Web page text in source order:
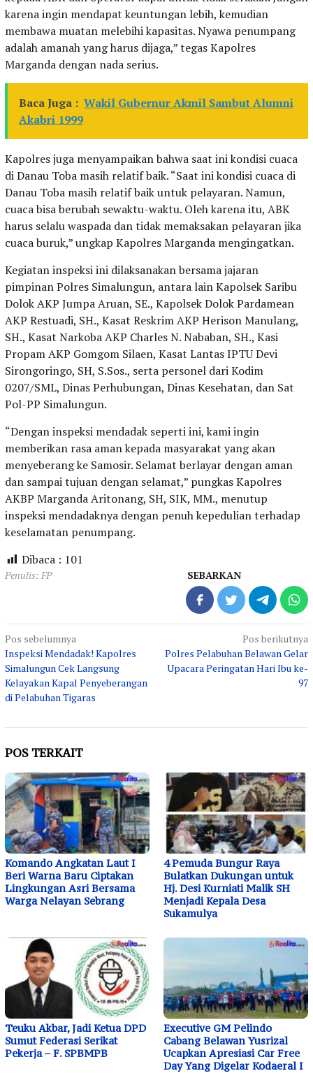
karena ingin mendapat keuntungan lebih, kemudian
membawa muatan melebihi kapasitas. Nyawa penumpang
adalah amanah yang harus dijaga,” tegas Kapolres
Marganda dengan nada serius.
Baca Juga : Wakil Gubernur Akmil Sambut Alumni
Akabri 1999
Kapolres juga menyampaikan bahwa saat ini kondisi cuaca
di Danau Toba masih relatif baik. “Saat ini kondisi cuaca di
Danau Toba masih relatif baik untuk pelayaran. Namun,
cuaca bisa berubah sewaktu-waktu. Oleh karena itu, ABK
harus selalu waspada dan tidak memaksakan pelayaran jika
cuaca buruk,” ungkap Kapolres Marganda mengingatkan.
Kegiatan inspeksi ini dilaksanakan bersama jajaran
pimpinan Polres Simalungun, antara lain Kapolsek Saribu
Dolok AKP Jumpa Aruan, SE., Kapolsek Dolok Pardamean
AKP Restuadi, SH., Kasat Reskrim AKP Herison Manulang,
SH., Kasat Narkoba AKP Charles N. Nababan, SH., Kasi
Propam AKP Gomgom Silaen, Kasat Lantas IPTU Devi
Sirongoringo, SH, S.Sos., serta personel dari Kodim
0207/SML, Dinas Perhubungan, Dinas Kesehatan, dan Sat
Pol-PP Simalungun.
“Dengan inspeksi mendadak seperti ini, kami ingin
memberikan rasa aman kepada masyarakat yang akan
menyeberang ke Samosir. Selamat berlayar dengan aman
dan sampai tujuan dengan selamat,” pungkas Kapolres
AKBP Marganda Aritonang, SH, SIK, MM., menutup
inspeksi mendadaknya dengan penuh kepedulian terhadap
keselamatan penumpang.
Dibaca : 101
Penulis: FP SEBARKAN
Navigasi
pos
Pos sebelumnya
Inspeksi Mendadak! Kapolres
Simalungun Cek Langsung
Kelayakan Kapal Penyeberangan
di Pelabuhan Tigaras
Pos berikutnya
Polres Pelabuhan Belawan Gelar
Upacara Peringatan Hari Ibu ke-
97
POS TERKAIT
Komando Angkatan Laut I
Beri Warna Baru Ciptakan
Lingkungan Asri Bersama
Warga Nelayan Sebrang
4 Pemuda Bungur Raya
Bulatkan Dukungan untuk
Hj. Desi Kurniati Malik SH
Menjadi Kepala Desa
Sukamulya
Teuku Akbar, Jadi Ketua DPD
Sumut Federasi Serikat
Pekerja – F. SPBMPB
Executive GM Pelindo
Cabang Belawan Yusrizal
Ucapkan Apresiasi Car Free
Day Yang Digelar Kodaeral I